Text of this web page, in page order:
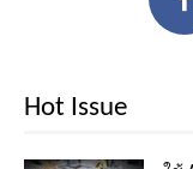
Hot Issue